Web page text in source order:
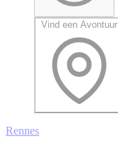
Vind een Avontuur
Rennes